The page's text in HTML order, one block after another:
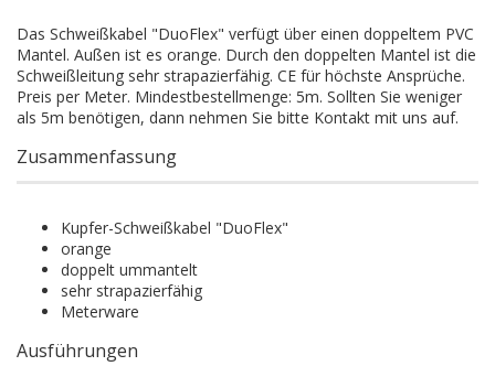
Das Schweißkabel "DuoFlex" verfügt über einen doppeltem PVC
Mantel. Außen ist es orange. Durch den doppelten Mantel ist die
Schweißleitung sehr strapazierfähig. CE für höchste Ansprüche.
Preis per Meter. Mindestbestellmenge: 5m. Sollten Sie weniger
als 5m benötigen, dann nehmen Sie bitte Kontakt mit uns auf.
Zusammenfassung
Kupfer-Schweißkabel "DuoFlex"
orange
doppelt ummantelt
sehr strapazierfähig
Meterware
Ausführungen